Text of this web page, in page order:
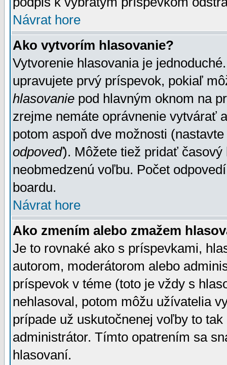
Návrat hore
Ako vytvorím hlasovanie?
Vytvorenie hlasovania je
upravujete prvý príspevok, pokiaľ
hlasovanie pod hlavným oknom na
zrejme nemáte oprávnenie vytvárať
potom aspoň dve možnosti
odpoveď). Môžete tiež pridať
neobmedzenú voľbu. Počet
boardu.
Návrat hore
Ako zmením alebo zmažem
Je to rovnaké ako s príspevkami,
autorom, moderátorom alebo
príspevok v téme (toto je vždy s
nehlasoval, potom môžu užívatelia
prípade už uskutočnenej voľby to
administrátor. Tímto opatrením sa
hlasovaní.